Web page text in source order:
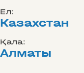
Ел:
Казахстан
Қала:
Алматы